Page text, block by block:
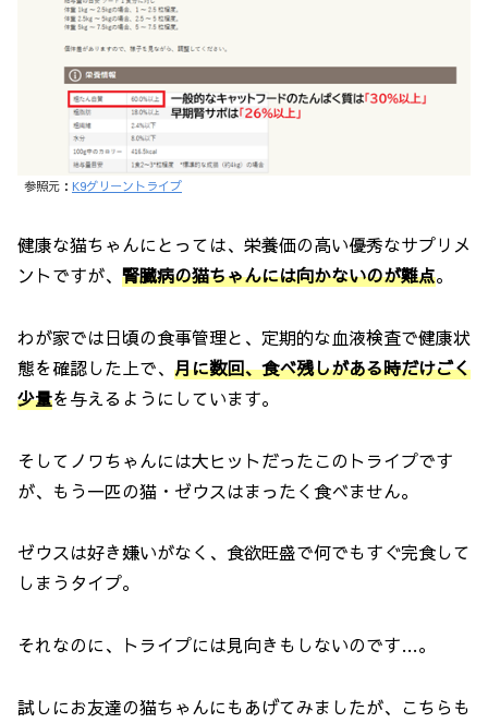
参照元： K9グリーントライプ
健康な猫ちゃんにとっては、栄養価の高い優秀なサプリメ
ントですが、 腎臓病の猫ちゃんには向かないのが難点。
わが家では日頃の食事管理と、定期的な血液検査で健康状
態を確認した上で、 月に数回、食べ残しがある時だけごく
少量を与えるようにしています。
そしてノワちゃんには大ヒットだったこのトライプです
が、もう一匹の猫・ゼウスはまったく食べません。
ゼウスは好き嫌いがなく、食欲旺盛で何でもすぐ完食して
しまうタイプ。
それなのに、トライプには見向きもしないのです…。
試しにお友達の猫ちゃんにもあげてみましたが、こちらも